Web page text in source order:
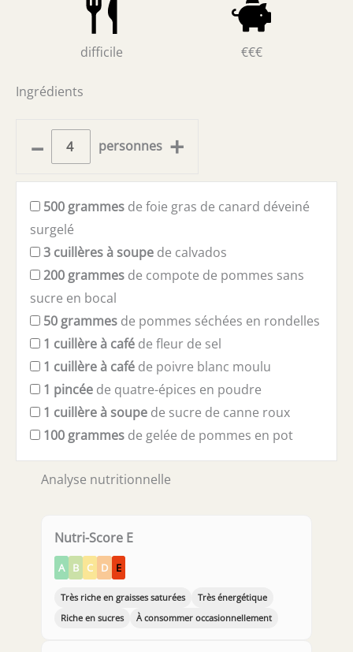
difficile €€€
Ingrédients
– personnes +
500 grammes de foie gras de canard déveiné
surgelé
3 cuillères à soupe de calvados
200 grammes de compote de pommes sans
sucre en bocal
50 grammes de pommes séchées en rondelles
1 cuillère à café de fleur de sel
1 cuillère à café de poivre blanc moulu
1 pincée de quatre-épices en poudre
1 cuillère à soupe de sucre de canne roux
100 grammes de gelée de pommes en pot
Analyse nutritionnelle
Nutri-Score E
A B C D E
Très riche en graisses saturées
Très énergétique
Riche en sucres
À consommer occasionnellement